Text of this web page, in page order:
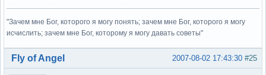
"Зачем мне Бог, которого я могу понять; зачем мне Бог, которого я могу
исчислить; зачем мне Бог, которому я могу давать советы"
Вне форума #25
2007-08-02 17:43:30
Fly of Angel